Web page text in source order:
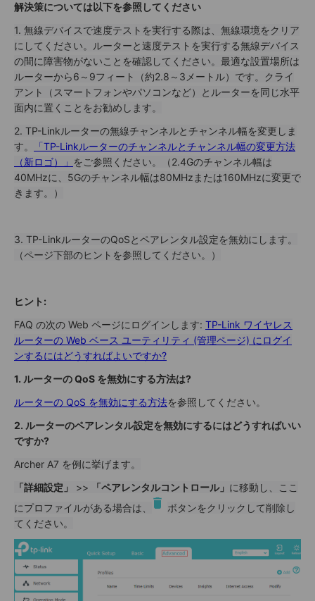
解決策については以下を参照してください
1. 無線デバイスで速度テストを実行する際は、無線環境をクリア
にしてください。ルーターと速度テストを実行する無線デバイス
の間に障害物がないことを確認してください。最適な設置場所は
ルーターから6～9フィート（約2.8～3メートル）です。クライ
アント（スマートフォンやパソコンなど）とルーターを同じ水平
面内に置くことをお勧めします。
2. TP-Linkルーターの無線チャンネルとチャンネル幅を変更しま
す。
「TP-Linkルーターのチャンネルとチャンネル幅の変更方法
（新ロゴ）」 をご参照ください。（2.4Gのチャンネル幅は
40MHzに、5Gのチャンネル幅は80MHzまたは160MHzに変更で
きます。）
3. TP-LinkルーターのQoSとペアレンタル設定を無効にします。
（ページ下部のヒントを参照してください。）
ヒント:
FAQ の次の Web ページにログインします: TP-Link ワイヤレス
ルーターの Web ベース ユーティリティ (管理ページ) にログイ
ンするにはどうすればよいですか?
1. ルーターの QoS を無効にする方法は?
ルーターの QoS を無効にする方法を参照してください。
2. ルーターのペアレンタル設定を無効にするにはどうすればいい
ですか?
Archer A7 を例に挙げます。
「詳細設定」
>> 「ペアレンタルコントロール」 に移動し、ここ
にプロファイルがある場合は、
ボタンをクリックして削除し
てください。